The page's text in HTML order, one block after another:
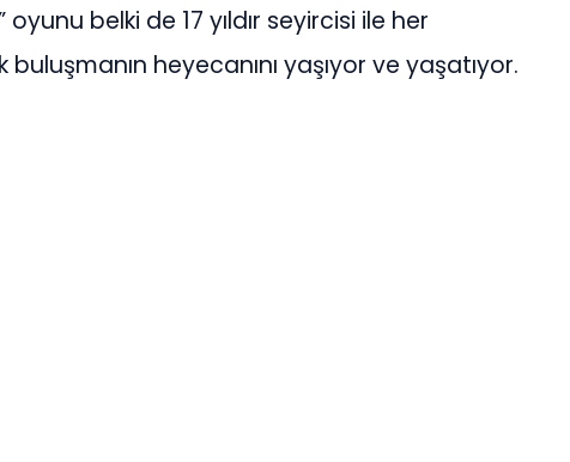
belki de 17 yıldır seyircisi ile her
heyecanını yaşıyor ve yaşatıyor.